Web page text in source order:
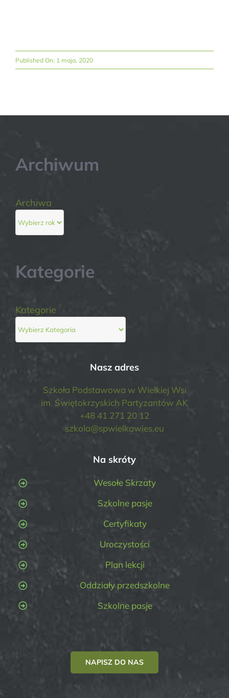
Published On: 1 maja, 2020
Archiwum
Archiwa
Kategorie
Kategorie
Nasz adres
Szkoła Podstawowa w Wielkiej Wsi
im. Świętokrzyskich Partyzantów AK
+48 41 271 20 12
szkola@spwielkawies.eu
Na skróty
Wesołe Skrzaty
Szkolne pasje
Certyfikaty
Uroczystości
Plan lekcji
Oddziały przedszkolne
Szkolne pasje
NAPISZ DO NAS